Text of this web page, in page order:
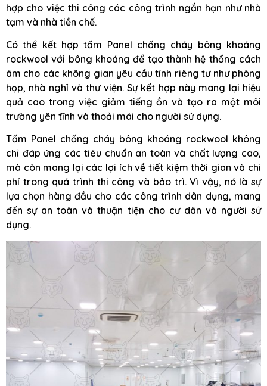
hợp cho việc thi công các công trình ngắn hạn như nhà
tạm và nhà tiền chế.
Có thể kết hợp tấm Panel chống cháy bông khoáng
rockwool với bông khoáng để tạo thành hệ thống cách
âm cho các không gian yêu cầu tính riêng tư như phòng
họp, nhà nghỉ và thư viện. Sự kết hợp này mang lại hiệu
quả cao trong việc giảm tiếng ồn và tạo ra một môi
trường yên tĩnh và thoải mái cho người sử dụng.
Tấm Panel chống cháy bông khoáng rockwool không
chỉ đáp ứng các tiêu chuẩn an toàn và chất lượng cao,
mà còn mang lại các lợi ích về tiết kiệm thời gian và chi
phí trong quá trình thi công và bảo trì. Vì vậy, nó là sự
lựa chọn hàng đầu cho các công trình dân dụng, mang
đến sự an toàn và thuận tiện cho cư dân và người sử
dụng.